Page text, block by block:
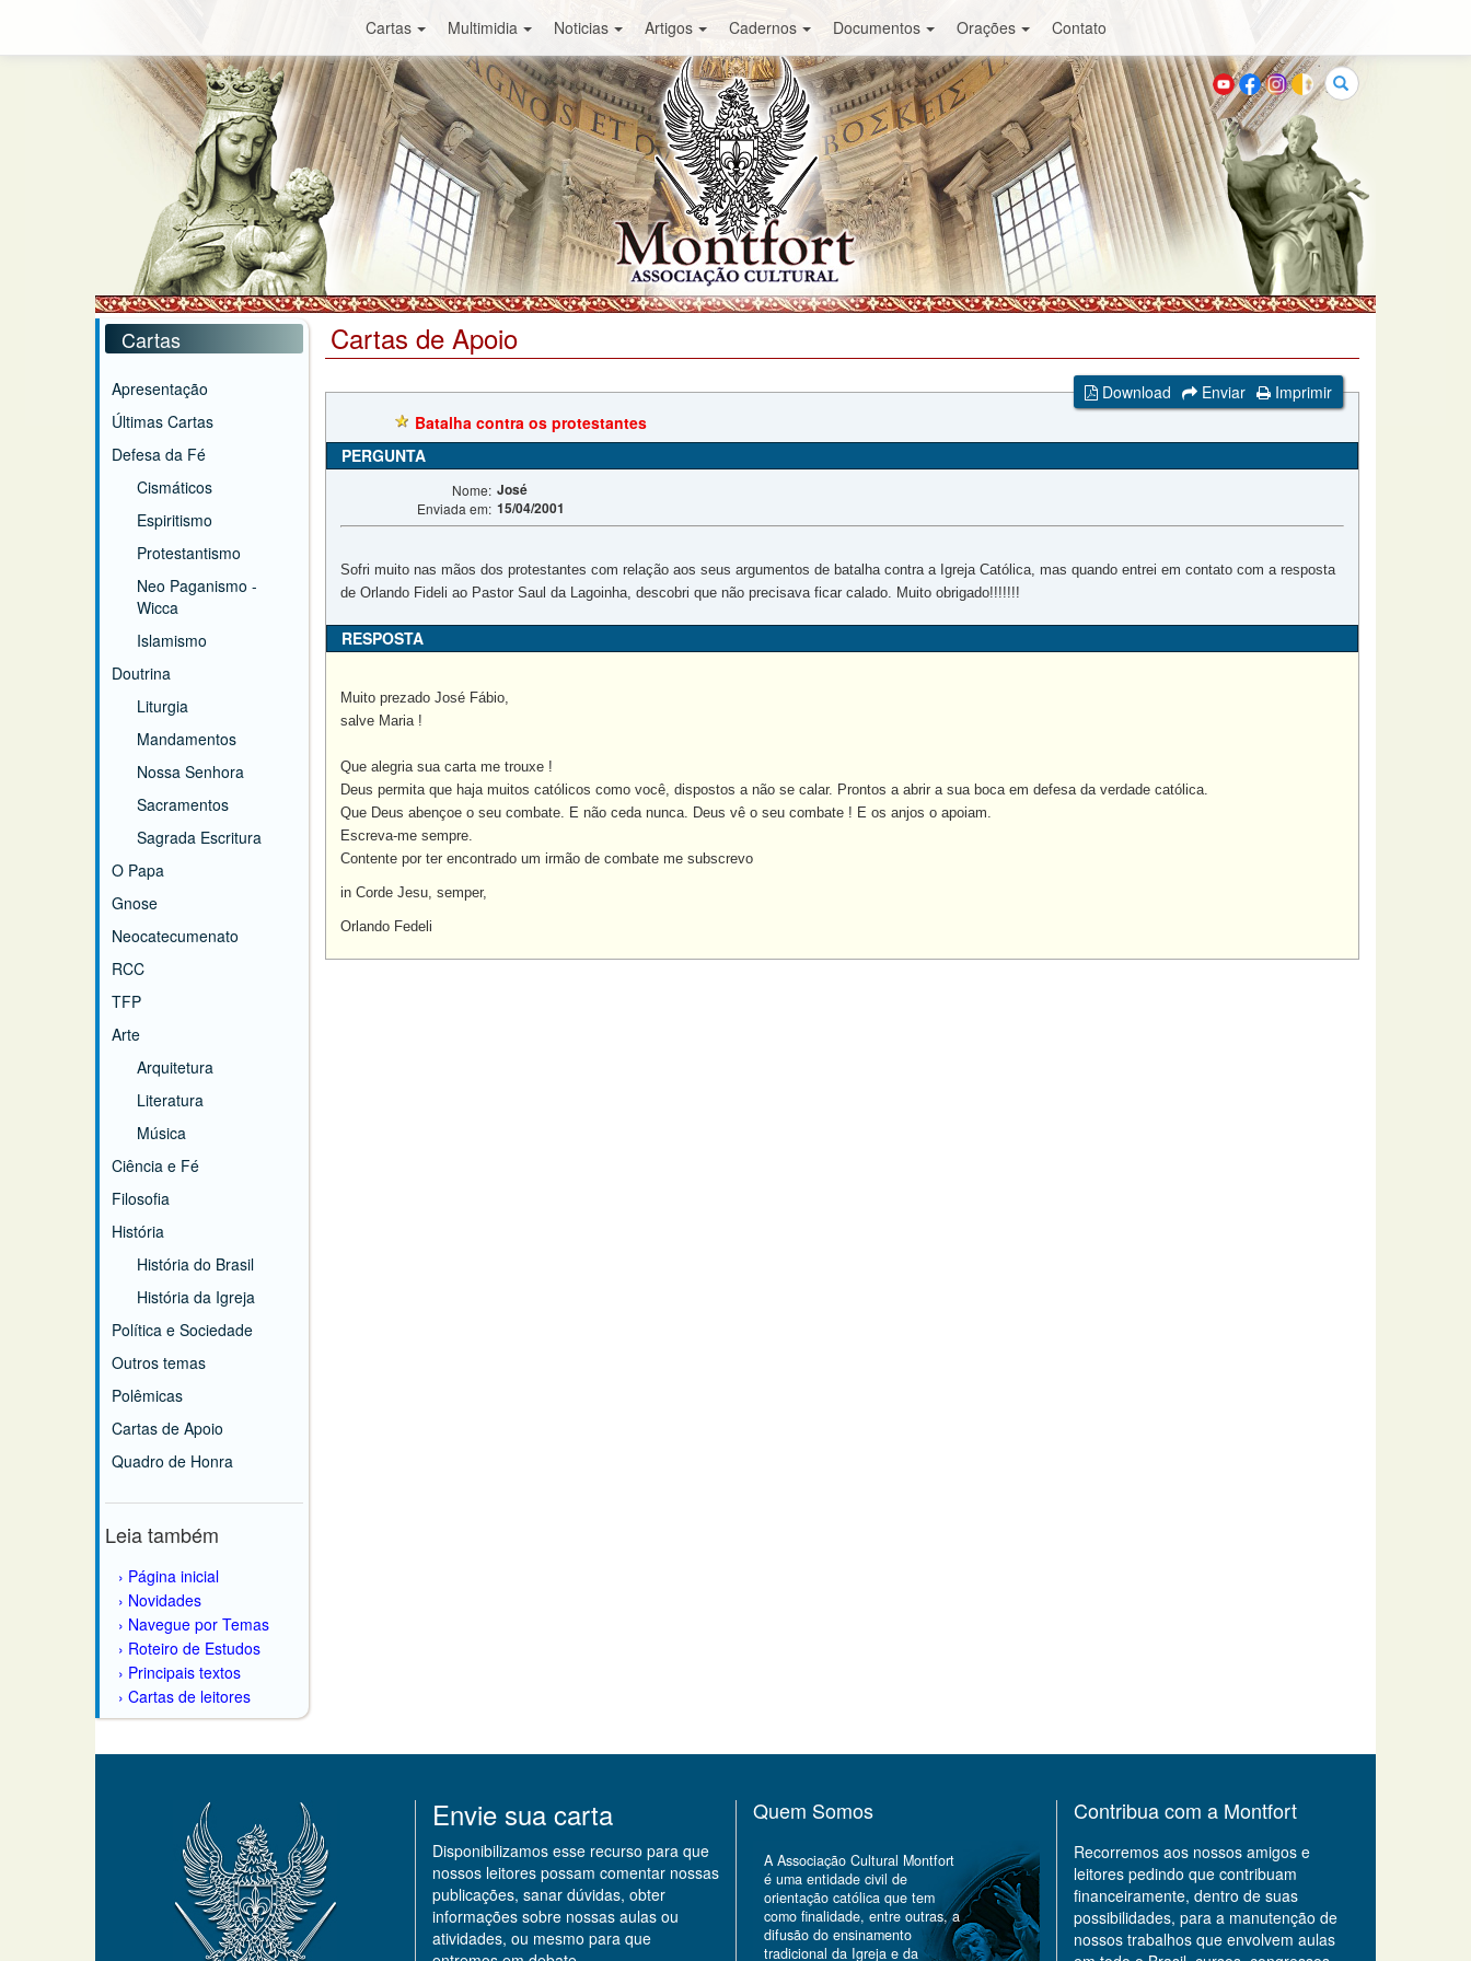
Cartas Multimidia Noticias Artigos Cadernos Documentos Orações Contato
Buscar
Cartas
Apresentação
Últimas Cartas
Defesa da Fé
Cismáticos
Espiritismo
Protestantismo
Neo Paganismo -
Wicca
Islamismo
Doutrina
Liturgia
Mandamentos
Nossa Senhora
Sacramentos
Sagrada Escritura
O Papa
Gnose
Neocatecumenato
RCC
TFP
Arte
Arquitetura
Literatura
Música
Ciência e Fé
Filosofia
História
História do Brasil
História da Igreja
Política e Sociedade
Outros temas
Polêmicas
Cartas de Apoio
Quadro de Honra
Leia também
Página inicial
Novidades
Navegue por Temas
Roteiro de Estudos
Principais textos
Cartas de leitores
Cartas de Apoio
Download Enviar
Imprimir
Batalha contra os protestantes
PERGUNTA
Nome: José
Enviada em: 15/04/2001
Sofri muito nas mãos dos protestantes com relação aos seus argumentos de batalha contra a Igreja Católica, mas quando entrei em contato com a resposta
de Orlando Fideli ao Pastor Saul da Lagoinha, descobri que não precisava ficar calado. Muito obrigado!!!!!!!
RESPOSTA
Muito prezado José Fábio,
salve Maria !
Que alegria sua carta me trouxe !
Deus permita que haja muitos católicos como você, dispostos a não se calar. Prontos a abrir a sua boca em defesa da verdade católica.
Que Deus abençoe o seu combate. E não ceda nunca. Deus vê o seu combate ! E os anjos o apoiam.
Escreva-me sempre.
Contente por ter encontrado um irmão de combate me subscrevo
in Corde Jesu, semper,
Orlando Fedeli
Envie sua carta
Disponibilizamos esse recurso para que
nossos leitores possam comentar nossas
publicações, sanar dúvidas, obter
informações sobre nossas aulas ou
atividades, ou mesmo para que
Quem Somos
A Associação Cultural Montfort
é uma entidade civil de
orientação católica que tem
como finalidade, entre outras, a
difusão do ensinamento
tradicional da Igreja e da
Contribua com a Montfort
Recorremos aos nossos amigos e
leitores pedindo que contribuam
financeiramente, dentro de suas
possibilidades, para a manutenção de
nossos trabalhos que envolvem aulas